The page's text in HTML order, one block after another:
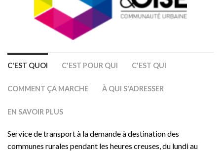
C'EST QUOI C'EST POUR QUI C'EST QUI
COMMENT ÇA MARCHE À QUI S'ADRESSER
EN SAVOIR PLUS
Service de transport à la demande à destination des
communes rurales pendant les heures creuses, du lundi au